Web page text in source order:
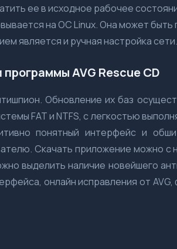
ее в исходное рабочее
на ОС Linux. Она может
является и ручная настройка сети.
AVG Rescue CD
Обновление их баз
FAT и NTFS, с легкостью
понятный интерфейс и
Скачать приложение можно с
выделить наличие новейшего
онлайн исправления от